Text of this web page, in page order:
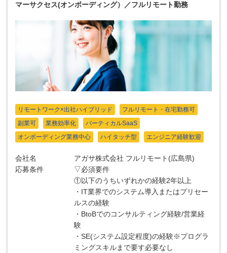
マーサクセス(オンボーディング）／フルリモート勤務
リモートワーク×出社ハイブリッド
フルリモート・在宅勤務可
副業可
業務効率化
バーティカルSaaS
オンボーディング業務中心
ハイタッチ型 エンジニア経験歓迎
会社名
アガサ株式会社 フルリモート(広島県)
応募条件
▽必須要件
①以下のうちいずれかの経験2年以上
・IT業界でのシステム導入またはプリセー
ルスの経験
・BtoBでのコンサルティング経験/営業経
験
・SE(システム設定程度)の経験※プログラ
ミングスキルまで要す必要なし